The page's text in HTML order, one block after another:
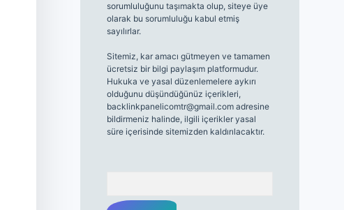
sorumluluğunu taşımakta olup, siteye üye
olarak bu sorumluluğu kabul etmiş
sayılırlar.
Sitemiz, kar amacı gütmeyen ve tamamen
ücretsiz bir bilgi paylaşım platformudur.
Hukuka ve yasal düzenlemelere aykırı
olduğunu düşündüğünüz içerikleri,
backlinkpanelicomtr@gmail.comadresine
bildirmeniz halinde, ilgili içerikler yasal
süre içerisinde sitemizden kaldırılacaktır.